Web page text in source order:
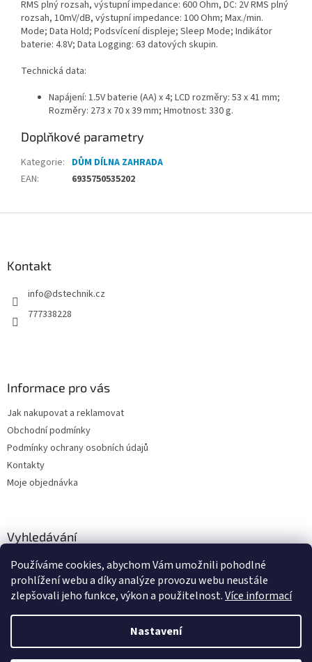
Používáme cookies, abychom Vám umožnili pohodlné
prohlížení webu a díky analýze provozu webu neustále
zlepšovali jeho funkce, výkon a použitelnost.Více informací
Nastavení
RMS plný rozsah, výstupní impedance: 600 Ohm, DC: 2V RMS plný
rozsah, 10mV/dB, výstupní impedance: 100 Ohm; Max./min.
Mode; Data Hold; Podsvícení displeje; Sleep Mode; Indikátor
baterie: 4.8V; Data Logging: 63 datových skupin.
Technická data:
Napájení: 1.5V baterie (AA) x 4; LCD rozměry: 53 x 41 mm;
Rozměry: 273 x 70 x 39 mm; Hmotnost: 330 g.
Doplňkové parametry
Kategorie: DŮM DÍLNA ZAHRADA
EAN: 6935750535202
Kontakt
info@dstechnik.cz
777338228
Informace pro vás
Jak nakupovat a reklamovat
Obchodní podmínky
Podmínky ochrany osobních údajů
Kontakty
Moje objednávka
Vyhledávání
HLEDAT
Vytvořil Shoptet